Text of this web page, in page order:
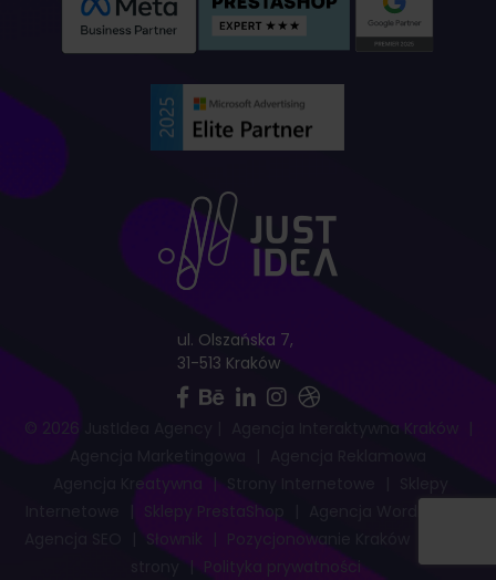
© 2026 JustIdea Agency Agencja Interaktywna Kraków |
Agencja Kreatywna
Strony Internetowe
Sklepy PrestaShop
Słownik | Pozycjonowanie Kraków
| Polityka prywatności
ul. Olszańska 7,
31-513 Kraków